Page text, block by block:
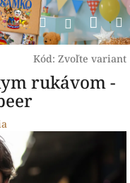
Hľadať
Kód: Zvoľte variant
rukávom -